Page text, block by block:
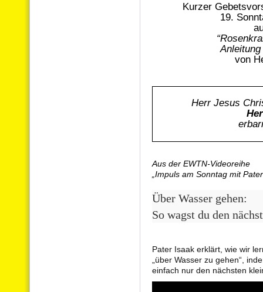
Kurzer
19.
Anleitung
von
Herr Jesus
Aus der EWTN-Videoreihe
„Impuls am Sonntag mit
Über Wasser gehen:
So wagst du den
Pater Isaak erklärt, wie wir
„über Wasser zu gehen“,
einfach nur den nächsten